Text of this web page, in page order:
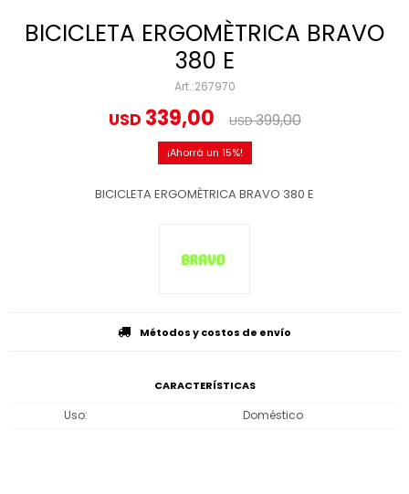
BICICLETA ERGOMÈTRICA BRAVO
380 E
267970
USD 339,00 USD399,00
15
BICICLETA ERGOMÈTRICA BRAVO 380 E
Métodos y costos de envío
CARACTERÍSTICAS
Uso Doméstico